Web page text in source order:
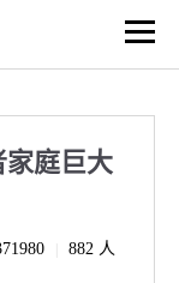
家庭巨大
882 人